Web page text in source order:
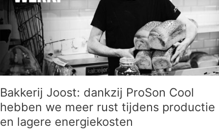
Bakkerij Joost: dankzij ProSon Cool
hebben we meer rust tijdens productie
en lagere energiekosten
meer
rust
tijdens
productie
lagere